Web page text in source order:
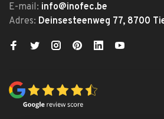
E-mail: info@inofec.be
Adres: Deinsesteenweg 77, 8700